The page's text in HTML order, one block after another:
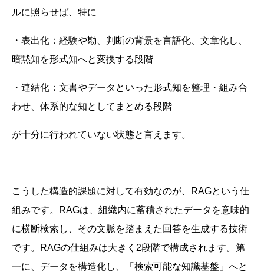
ルに照らせば、特に
・表出化：経験や勘、判断の背景を言語化、文章化し、
暗黙知を形式知へと変換する段階
・連結化：文書やデータといった形式知を整理・組み合
わせ、体系的な知としてまとめる段階
が十分に行われていない状態と言えます。
こうした構造的課題に対して有効なのが、RAGという仕
組みです。RAGは、組織内に蓄積されたデータを意味的
に横断検索し、その文脈を踏まえた回答を生成する技術
です。RAGの仕組みは大きく2段階で構成されます。第
一に、データを構造化し、「検索可能な知識基盤」へと